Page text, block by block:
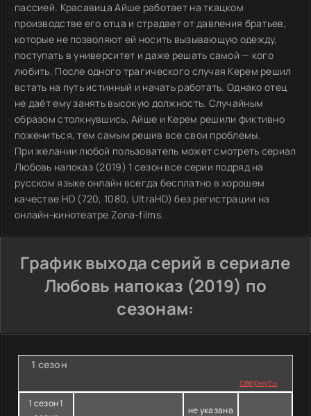
пассией. Красавица Айше работает на ткацком
производстве его отца и страдает от давления братьев,
которые не позволяют ей носить вызывающую одежду,
поступать в университет и даже решать самой — кого
любить. После одного трагического случая Керем решил
встать на путь истинный и начать работать. Однако отец
не даёт ему занять высокую должность. Случайным
образом столкнувшись, Айше и Керем решили фиктивно
пожениться, тем самым решив все свои проблемы.
При желании любой пользователь может смотреть сериал
Любовь напоказ (2019) 1 сезон все серии подряд на
русском языке онлайн всегда бесплатно в хорошем
качестве HD (720, 1080, UltraHD) без регистрации на
онлайн-кинотеатре Zona-films.
График выхода серий в сериале
Любовь напоказ (2019) по
сезонам:
1 сезон
свернуть
1 сезон 1
не указана